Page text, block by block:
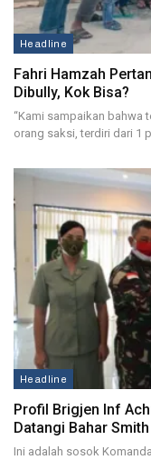
Headline
Fahri Hamzah
Dibully, Kok Bisa?
“Kami sampaikan bahwa
orang saksi, terdiri dari 1
Headline
Profil Brigjen Inf
Datangi Bahar Smith
Ini adalah sosok